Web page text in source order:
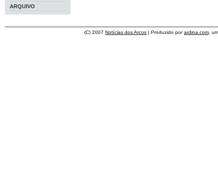
ARQUIVO
(C) 2007 Notícias dos Arcos | Produzido porardina.com ,